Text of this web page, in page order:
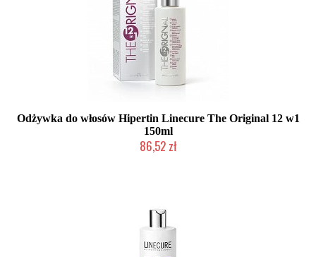
Odżywka do włosów Hipertin Linecure The Original 12 w1
150ml
86,52 zł